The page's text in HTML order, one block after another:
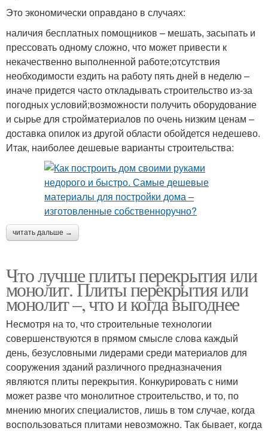
Это экономически оправдано в случаях:
наличия бесплатных помощников – мешать, засыпать и
прессовать одному сложно, что может привести к
некачественно выполненной работе;отсутствия
необходимости ездить на работу пять дней в неделю –
иначе придется часто откладывать строительство из-за
погодных условий;возможности получить оборудование
и сырье для стройматериалов по очень низким ценам –
доставка опилок из другой области обойдется недешево.
Итак, наиболее дешевые варианты строительства:
читать дальше →
Что лучше плиты перекрытия или
монолит. Плиты перекрытия или
монолит –, что и когда выгоднее
Несмотря на то, что строительные технологии
совершенствуются в прямом смысле слова каждый
день, безусловными лидерами среди материалов для
сооружения зданий различного предназначения
являются плиты перекрытия. Конкурировать с ними
может разве что монолитное строительство, и то, по
мнению многих специалистов, лишь в том случае, когда
воспользоваться плитами невозможно. Так бывает, когда